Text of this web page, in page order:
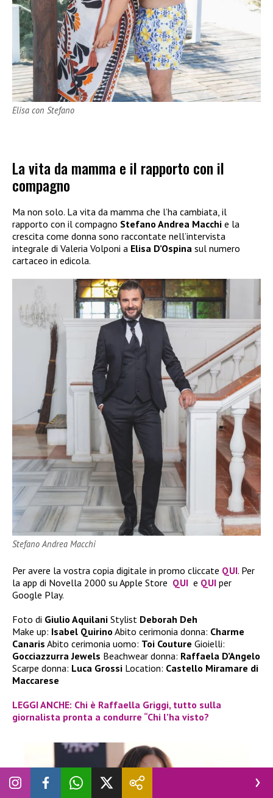
Elisa con Stefano
La vita da mamma e il rapporto con il
compagno
Ma non solo. La vita da mamma che l’ha cambiata, il
rapporto con il compagno Stefano Andrea Macchi e la
crescita come donna sono raccontate nell’intervista
integrale di Valeria Volponi a Elisa D’Ospina sul numero
cartaceo in edicola.
Stefano Andrea Macchi
Per avere la vostra copia digitale in promo cliccate QUI. Per
la app di Novella 2000 su Apple Store QUI e QUI per
Google Play.
Foto di Giulio Aquilani Stylist Deborah Deh
Make up: Isabel Quirino Abito cerimonia donna: Charme
Canaris Abito cerimonia uomo: Toi Couture Gioielli:
Gocciazzurra Jewels Beachwear donna: Raffaela D’Angelo
Scarpe donna: Luca Grossi Location: Castello Miramare di
Maccarese
LEGGI ANCHE: Chi è Raffaella Griggi, tutto sulla
giornalista pronta a condurre “Chi l’ha visto?